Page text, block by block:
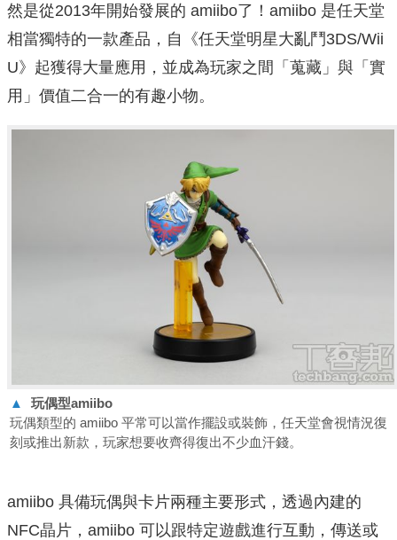
然是從2013年開始發展的 amiibo了！amiibo 是任天堂
相當獨特的一款產品，自《任天堂明星大亂鬥3DS/Wii
U》起獲得大量應用，並成為玩家之間「蒐藏」與「實
用」價值二合一的有趣小物。
▲
玩偶型amiibo
玩偶類型的 amiibo 平常可以當作擺設或裝飾，任天堂會視情況復
刻或推出新款，玩家想要收齊得復出不少血汗錢。
amiibo 具備玩偶與卡片兩種主要形式，透過內建的
NFC晶片，amiibo 可以跟特定遊戲進行互動，傳送或